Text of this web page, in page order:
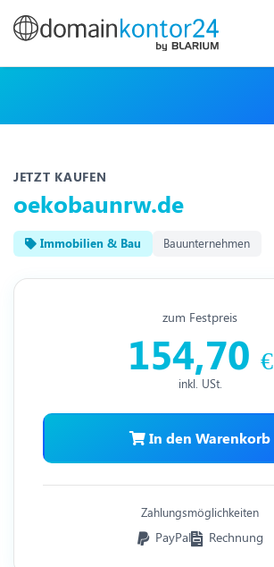
JETZT KAUFEN
oekobaunrw.de
Immobilien & Bau Bauunternehmen
zum Festpreis
154,70 €
inkl. USt.
In den Warenkorb
Zahlungsmöglichkeiten
PayPal Rechnung